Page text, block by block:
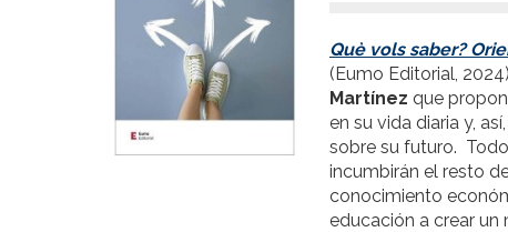
Què vols saber?
(Eumo Editorial,
Martínez que
en su vida diaria y,
sobre su futuro.
incumbirán el resto
conocimiento
educación a crear